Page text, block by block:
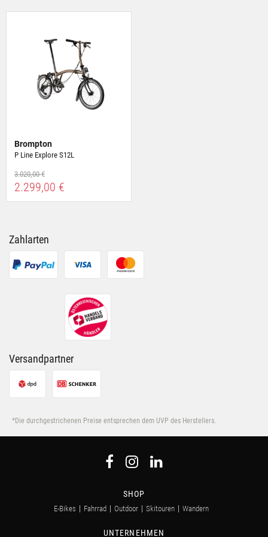
Brompton
P Line Explore S12L
3.020,00 €
2.299,00 €
Zahlarten
Versandpartner
*Die durchgestrichenen Preise entsprechen dem UVP des Herstellers.
SHOP
E-Bikes Fahrrad Outdoor Skitouren Wandern
UNTERNEHMEN